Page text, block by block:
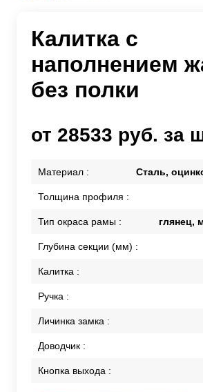
Калитка с
наполнением
без полки
от 28533 руб. за
Материал : Сталь,
Толщина профиля :
Тип окраса рамы : глянец,
Глубина секции (мм) :
Калитка :
Ручка :
Личинка замка :
Доводчик :
Кнопка выхода :